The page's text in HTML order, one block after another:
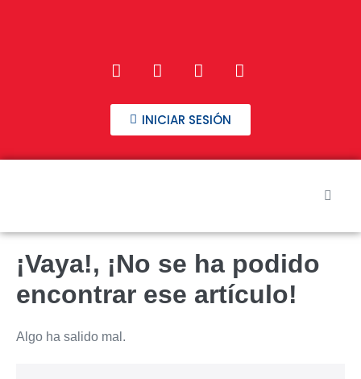
INICIAR SESIÓN
Inicio
Nuestros Cursos
¡Vaya!, ¡No se ha podido
encontrar ese artículo!
Algo ha salido mal.